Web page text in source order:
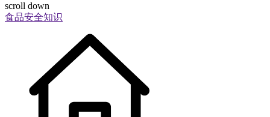
scroll down
食品安全知识